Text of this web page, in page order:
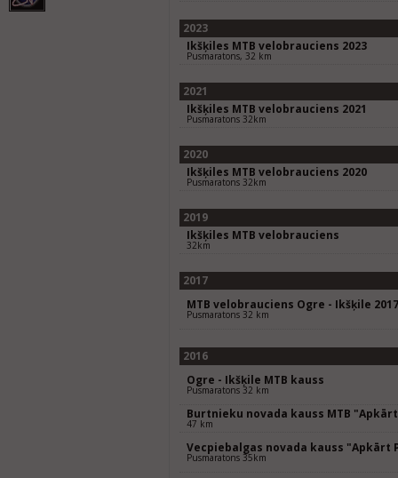
2023
Ikšķiles MTB velobrauciens 2023
Pusmaratons, 32 km
2021
Ikšķiles MTB velobrauciens 2021
Pusmaratons 32km
2020
Ikšķiles MTB velobrauciens 2020
Pusmaratons 32km
2019
Ikšķiles MTB velobrauciens
32km
2017
MTB velobrauciens Ogre - Ikšķile 2017
Pusmaratons 32 km
2016
Ogre - Ikšķile MTB kauss
Pusmaratons 32 km
Burtnieku novada kauss MTB
47 km
Vecpiebalgas novada kauss "Apkārt
Pusmaratons 35km